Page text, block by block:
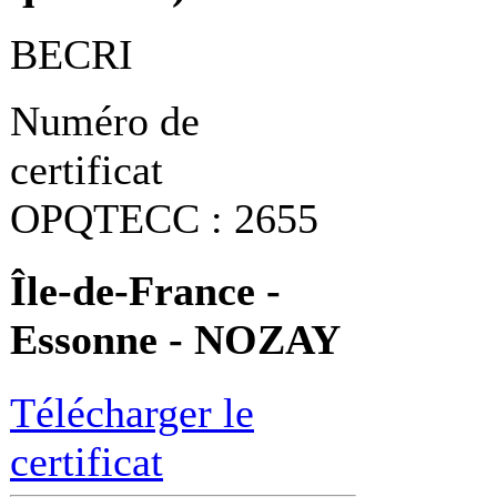
BECRI
Numéro de
certificat
OPQTECC : 2655
Île-de-France -
Essonne - NOZAY
Télécharger le
certificat